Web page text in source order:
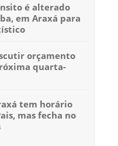
é alterado
em Araxá para
orçamento
quarta-
tem horário
mas fecha no